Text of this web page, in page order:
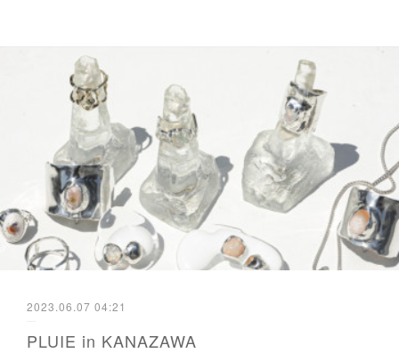
2023.06.07 04:21
PLUIE in KANAZAWA